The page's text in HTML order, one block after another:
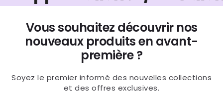
Vous souhaitez découvrir nos
nouveaux produits en avant-
première ?
Soyez le premier informé des nouvelles collections
et des offres exclusives.